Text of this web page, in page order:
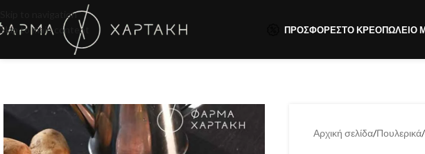
Skip to navigation
Skip to main content
ΠΡΟΣΦΟΡΈΣΤΟ ΚΡΕΟΠΩΛΕΊΟ
Αρχική σελίδα Πουλερικά